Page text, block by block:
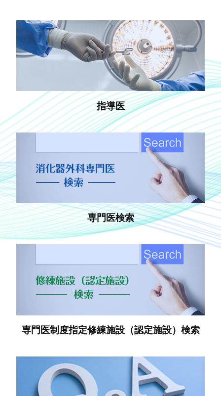
指導医
専門医検索
専門医制度指定修練施設（認定施設）検索